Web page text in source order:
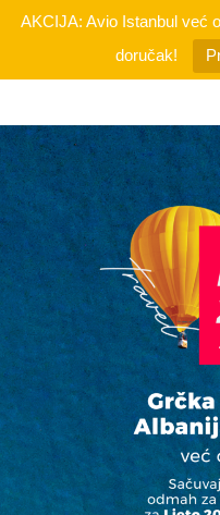
AKCIJA: Avio Istanbul već
doručak!
Skip
to
content